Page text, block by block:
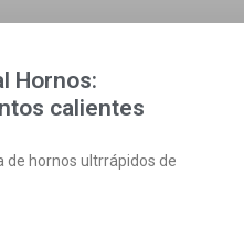
Hornos:
calientes
de hornos ultrrápidos de